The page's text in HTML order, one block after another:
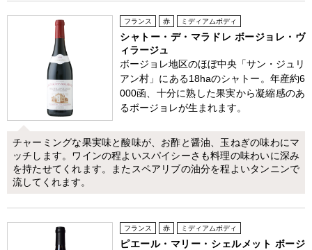
フランス 赤 ミディアムボディ
シャトー・デ・マラドレ ボージョレ・ヴ
ィラージュ
ボージョレ地区のほぼ中央「サン・ジュリ
アン村」にある18haのシャトー。年産約6
000函、十分に熟した果実から凝縮感のあ
るボージョレが生まれます。
チャーミングな果実味と酸味が、お酢と醤油、玉ねぎの味わにマ
ッチします。ワインの程よいスパイシーさも料理の味わいに深み
を持たせてくれます。またスペアリブの油分を程よいタンニンで
流してくれます。
フランス 赤 ミディアムボディ
ピエール・マリー・シェルメット ボージ